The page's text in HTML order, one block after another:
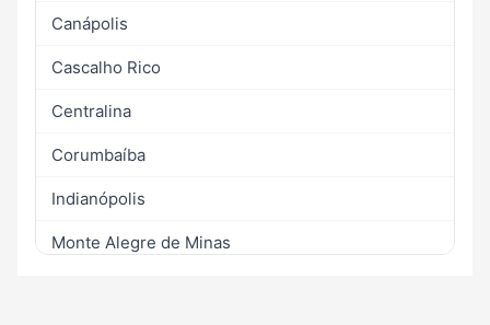
Canápolis
Cascalho Rico
Centralina
Corumbaíba
Indianópolis
Monte Alegre de Minas